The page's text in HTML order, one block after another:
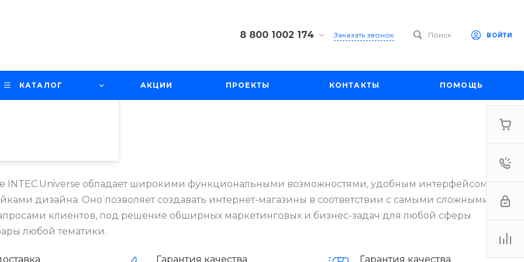
и
8 800 1002 174
Масленникова,17Б,
Заказать звонок Поиск ВОЙТИ
КАТАЛОГ АКЦИИ ПРОЕКТЫ КОНТАКТЫ ПОМОЩЬ
INTEC.Universe обладает широкими функциональными возможностями, удобным интерфейсом и
дизайна. Оно позволяет создавать интернет-магазины в соответствии с самыми сложными и
клиентов, под решение обширных маркетинговых и бизнес-задач для любой сферы
любой тематики.
Гарантия качества Гарантия качества